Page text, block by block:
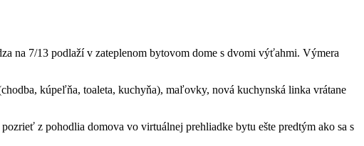
na 7/13 podlaží v zateplenom bytovom dome s dvomi výťahmi. Výmera
kúpeľňa, toaleta, kuchyňa), maľovky, nová kuchynská linka vrátane
z pohodlia domova vo virtuálnej prehliadke bytu ešte predtým ako sa s